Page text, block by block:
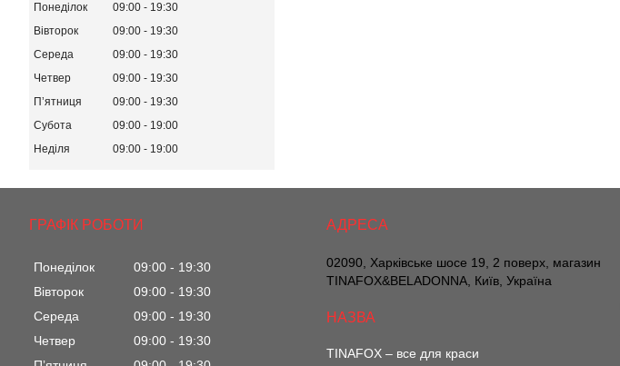
Понеділок 09:00
19:30
Вівторок
09:00
19:30
Середа
09:00
19:30
Четвер
09:00
19:30
Пʼятниця
09:00
19:30
Субота
09:00
19:00
Неділя
09:00 19:00
ГРАФІК РОБОТИ
Понеділок 09:00
19:30
Вівторок
09:00
19:30
Середа
09:00
19:30
Четвер
09:00
19:30
02090, Харківське шосе 19, 2 поверх, магазин
TINAFOX&BELADONNA, Київ, Україна
TINAFOX – все для краси